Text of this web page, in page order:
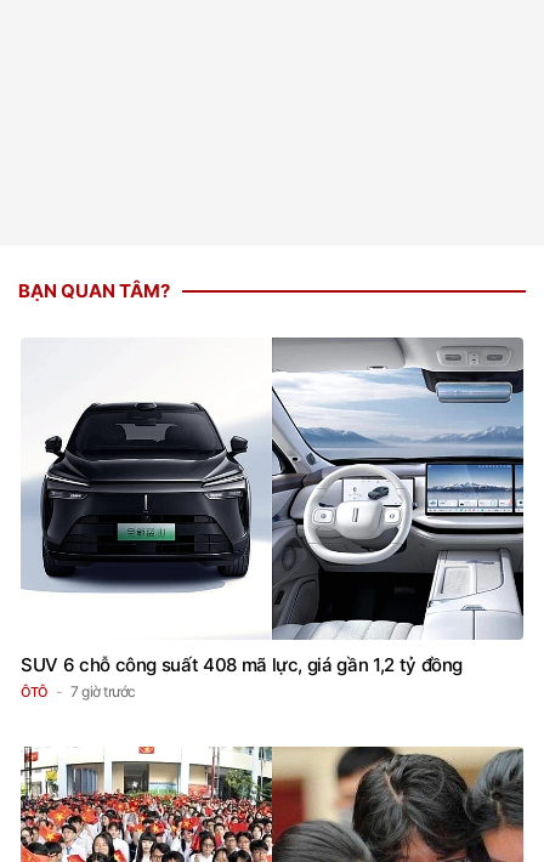
BẠN QUAN TÂM?
SUV 6 chỗ công suất 408 mã lực, giá gần 1,2 tỷ đồng
ÔTÔ 7 giờ trước